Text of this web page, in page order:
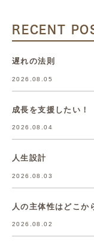
RECENT
遅れの法則
2026.08.05
成長を支援したい！
2026.08.04
人生設計
2026.08.03
人の主体性はどこか
2026.08.02